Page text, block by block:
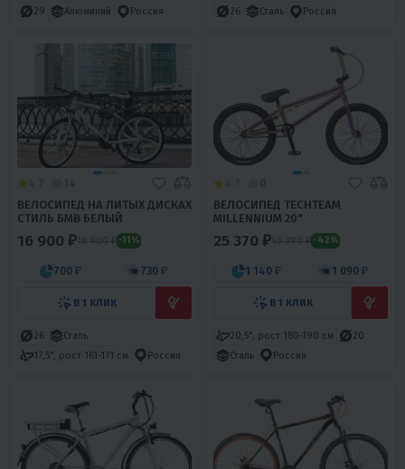
29
Алюминий Россия
26
Сталь Россия
ВЕЛОСИПЕД НА ЛИТЫХ ДИСКАХ
СТИЛЬ БМВ БЕЛЫЙ
16 900 ₽18 900 ₽ -11%
700 ₽ 730 ₽
В 1 КЛИК
26
Сталь
17,5", рост 161-171 см
Россия
ВЕЛОСИПЕД TECHTEAM
MILLENNIUM 20"
25 370 ₽43 390 ₽ -42%
1 140 ₽ 1 090 ₽
В 1 КЛИК
20,5", рост 180-190 см
20
Сталь
Россия